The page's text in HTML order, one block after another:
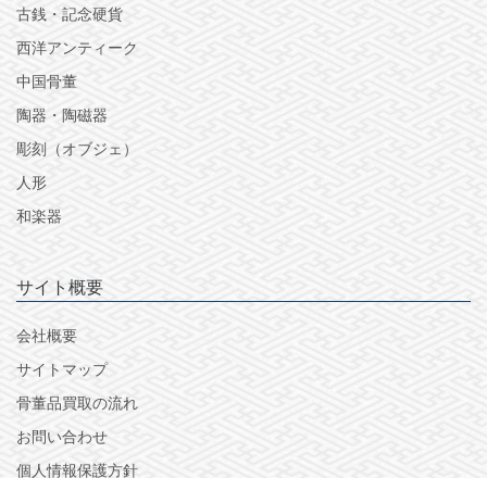
古銭・記念硬貨
西洋アンティーク
中国骨董
陶器・陶磁器
彫刻（オブジェ）
人形
和楽器
サイト概要
会社概要
サイトマップ
骨董品買取の流れ
お問い合わせ
個人情報保護方針